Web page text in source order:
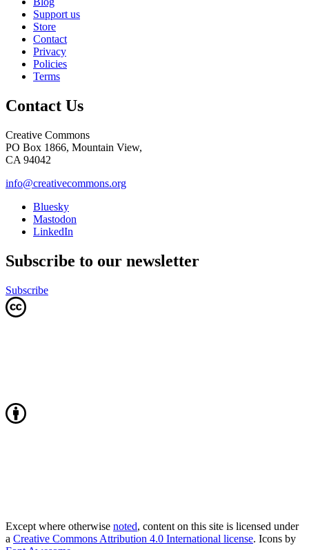
Support us
Store
Contact
Privacy
Policies
Terms
Contact Us
Creative Commons
PO Box 1866, Mountain View,
CA 94042
info@creativecommons.org
Bluesky
Mastodon
LinkedIn
Subscribe to our newsletter
Subscribe
Except where otherwise noted, content on this site is licensed under
a Creative Commons Attribution 4.0 International license. Icons by